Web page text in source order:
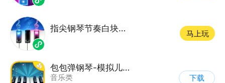
指尖钢琴节奏白块大师
马上玩
包包弹钢琴-模拟儿童钢琴
音乐类
下载